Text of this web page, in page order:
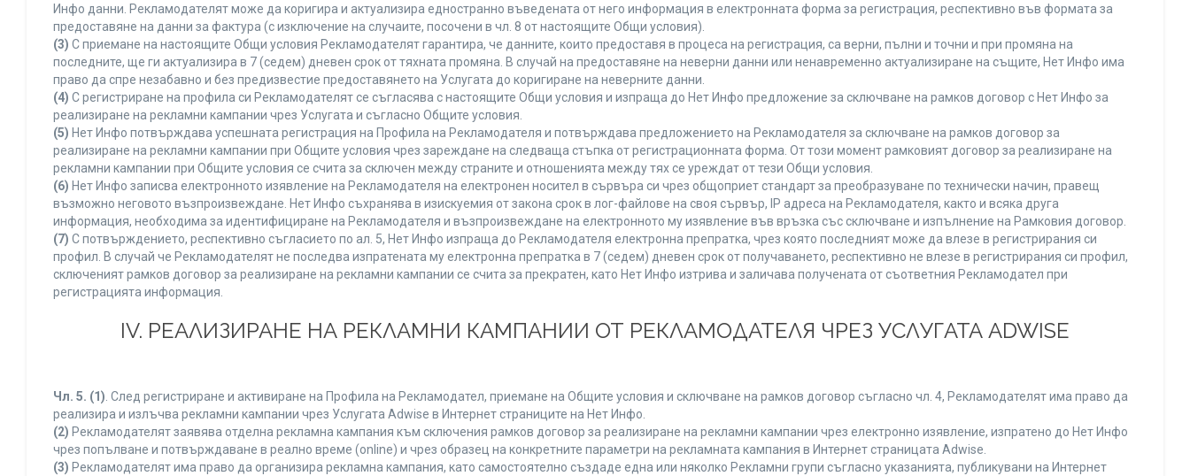
Инфо данни. Рекламодателят може да коригира и актуализира едностранно въведената от него информация в електронната форма за регистрация, респективно във формата за
предоставяне на данни за фактура (с изключение на случаите, посочени в чл. 8 от настоящите Общи условия).
(3) С приемане на настоящите Общи условия Рекламодателят гарантира, че данните, които предоставя в процеса на регистрация, са верни, пълни и точни и при промяна на
последните, ще ги актуализира в 7 (седем) дневен срок от тяхната промяна. В случай на предоставяне на неверни данни или ненавременно актуализиране на същите, Нет Инфо има
право да спре незабавно и без предизвестие предоставянето на Услугата до коригиране на неверните данни.
(4) С регистриране на профила си Рекламодателят се съгласява с настоящите Общи условия и изпраща до Нет Инфо предложение за сключване на рамков договор с Нет Инфо за
реализиране на рекламни кампании чрез Услугата и съгласно Общите условия.
(5) Нет Инфо потвърждава успешната регистрация на Профила на Рекламодателя и потвърждава предложението на Рекламодателя за сключване на рамков договор за
реализиране на рекламни кампании при Общите условия чрез зареждане на следваща стъпка от регистрационната форма. От този момент рамковият договор за реализиране на
рекламни кампании при Общите условия се счита за сключен между страните и отношенията между тях се уреждат от тези Общи условия.
(6) Нет Инфо записва електронното изявление на Рекламодателя на електронен носител в сървъра си чрез общоприет стандарт за преобразуване по технически начин, правещ
възможно неговото възпроизвеждане. Нет Инфо съхранява в изискуемия от закона срок в лог-файлове на своя сървър, IP адреса на Рекламодателя, както и всяка друга
информация, необходима за идентифициране на Рекламодателя и възпроизвеждане на електронното му изявление във връзка със сключване и изпълнение на Рамковия договор.
(7) С потвърждението, респективно съгласието по ал. 5, Нет Инфо изпраща до Рекламодателя електронна препратка, чрез която последният може да влезе в регистрирания си
профил. В случай че Рекламодателят не последва изпратената му електронна препратка в 7 (седем) дневен срок от получаването, респективно не влезе в регистрирания си профил,
сключеният рамков договор за реализиране на рекламни кампании се счита за прекратен, като Нет Инфо изтрива и заличава получената от съответния Рекламодател при
регистрацията информация.
IV. РЕАЛИЗИРАНЕ НА РЕКЛАМНИ КАМПАНИИ ОТ РЕКЛАМОДАТЕЛЯ ЧРЕЗ УСЛУГАТА ADWISE
Чл. 5. (1) . След регистриране и активиране на Профила на Рекламодател, приемане на Общите условия и сключване на рамков договор съгласно чл. 4, Рекламодателят има право да
реализира и излъчва рекламни кампании чрез Услугата Adwise в Интернет страниците на Нет Инфо.
(2) Рекламодателят заявява отделна рекламна кампания към сключения рамков договор за реализиране на рекламни кампании чрез електронно изявление, изпратено до Нет Инфо
чрез попълване и потвърждаване в реално време (online) и чрез образец на конкретните параметри на рекламната кампания в Интернет страницата Adwise.
(3) Рекламодателят има право да организира рекламна кампания, като самостоятелно създаде една или няколко Рекламни групи съгласно указанията, публикувани на Интернет